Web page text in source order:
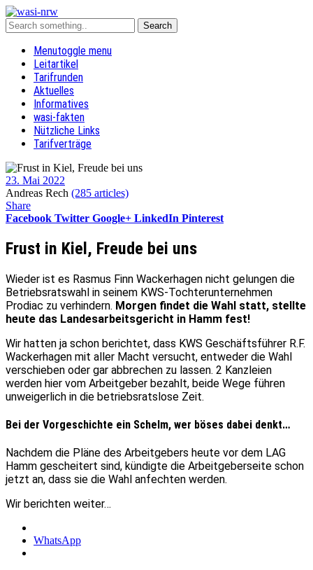
Menutoggle menu
Leitartikel
Tarifrunden
Aktuelles
Informatives
wasi-fakten
Nützliche Links
Tarifverträge
23. Mai 2022
Andreas Rech (285 articles)
Share
Facebook Twitter Google+ LinkedIn Pinterest
Frust in Kiel, Freude bei uns
Wieder ist es Rasmus Finn Wackerhagen nicht gelungen die
Betriebsratswahl in seinem KWS-Tochterunternehmen
Prodiac zu verhindern. Morgen findet die Wahl statt, stellte
heute das Landesarbeitsgericht in Hamm fest!
Wir hatten ja schon berichtet, dass KWS Geschäftsführer R.F.
Wackerhagen mit aller Macht versucht, entweder die Wahl
verschieben oder gar abbrechen zu lassen. 2 Kanzleien
werden hier vom Arbeitgeber bezahlt, beide Wege führen
unweigerlich in die betriebsratslose Zeit.
Bei der Vorgeschichte ein Schelm, wer böses dabei denkt…
Nachdem die Pläne des Arbeitgebers heute vor dem LAG
Hamm gescheitert sind, kündigte die Arbeitgeberseite schon
jetzt an, dass sie die Wahl anfechten werden.
Wir berichten weiter…
WhatsApp